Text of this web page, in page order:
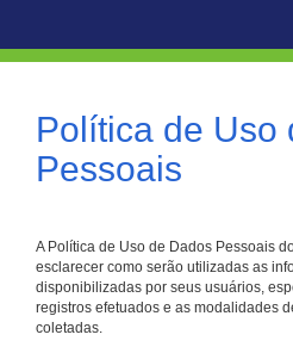
Política de Uso
Pessoais
A Política de Uso de Dados Pessoais
esclarecer como serão utilizadas as
disponibilizadas por seus usuários,
registros efetuados e as modalidades
coletadas.